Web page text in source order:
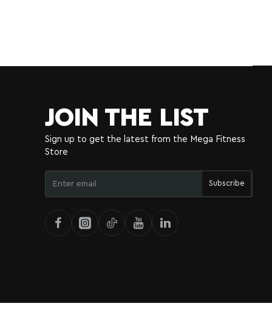
JOIN THE LIST
Sign up to get the latest from the Mega Fitness
Store
email
Subscribe